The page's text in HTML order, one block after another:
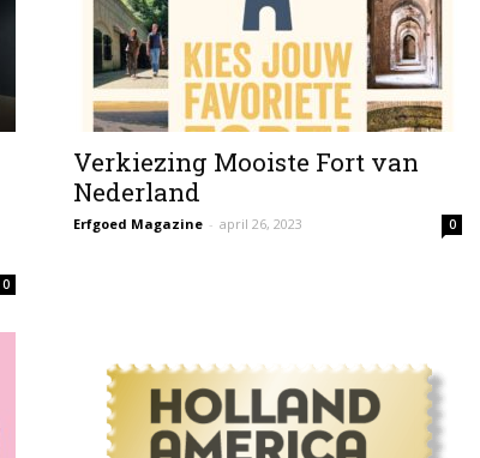
0
Verkiezing Mooiste Fort van
Nederland
Erfgoed Magazine - april 26, 2023 0